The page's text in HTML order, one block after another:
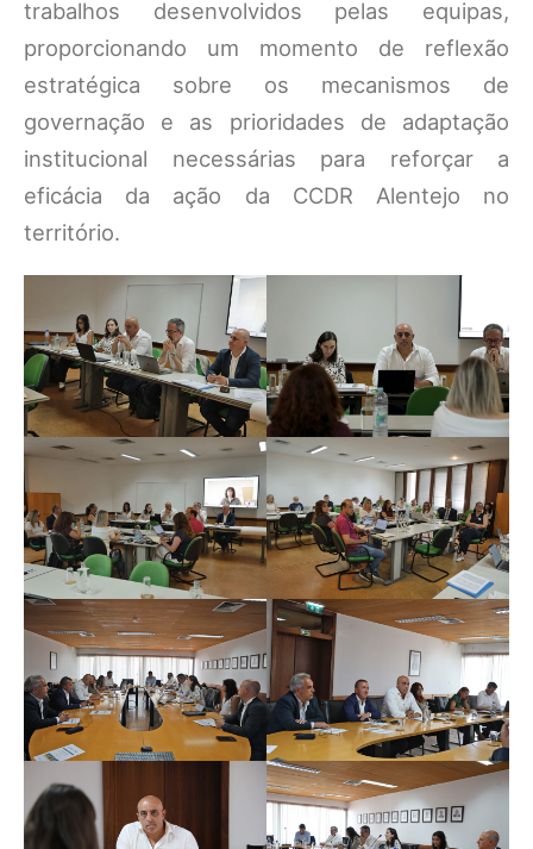
trabalhos desenvolvidos pelas equipas,
proporcionando um momento de reflexão
estratégica sobre os mecanismos de
governação e as prioridades de adaptação
institucional necessárias para reforçar a
eficácia da ação da CCDR Alentejo no
território.